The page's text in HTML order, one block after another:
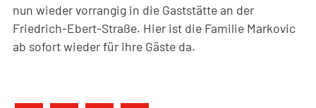
nun wieder vorrangig in die Gaststätte an der
Friedrich-Ebert-Straße. Hier ist die Familie Markovic
ab sofort wieder für ihre Gäste da.